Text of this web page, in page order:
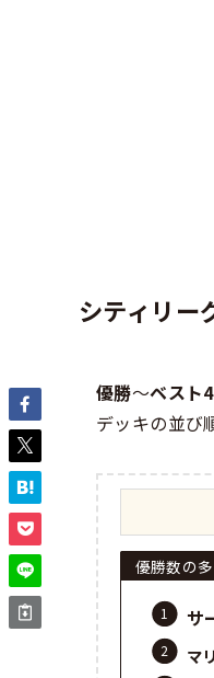
シティリー
優勝～ベスト4
デッキの並び
優勝数の
サ
マ